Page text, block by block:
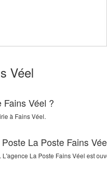
Véel
Véel ?
à Fains Véel.
La Poste Fains
La Poste Fains Véel est